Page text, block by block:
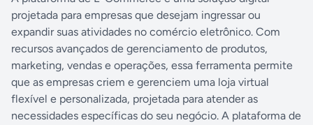
projetada para empresas que desejam ingressar ou
expandir suas atividades no comércio eletrônico. Com
recursos avançados de gerenciamento de produtos,
marketing, vendas e operações, essa ferramenta permite
que as empresas criem e gerenciem uma loja virtual
flexível e personalizada, projetada para atender as
necessidades específicas do seu negócio. A plataforma de